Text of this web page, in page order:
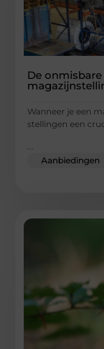
De
Wanneer je een
stellingen een
...
Aanbiedingen